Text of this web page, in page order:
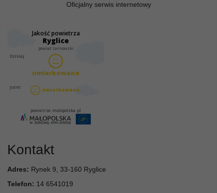
Oficjalny serwis internetowy
Kontakt
Adres: Rynek 9, 33-160 Ryglice
Telefon: 14 6541019